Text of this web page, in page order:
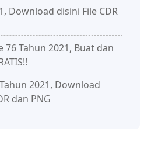
Download disini File CDR
76 Tahun 2021, Buat dan
2021, Download
dan PNG